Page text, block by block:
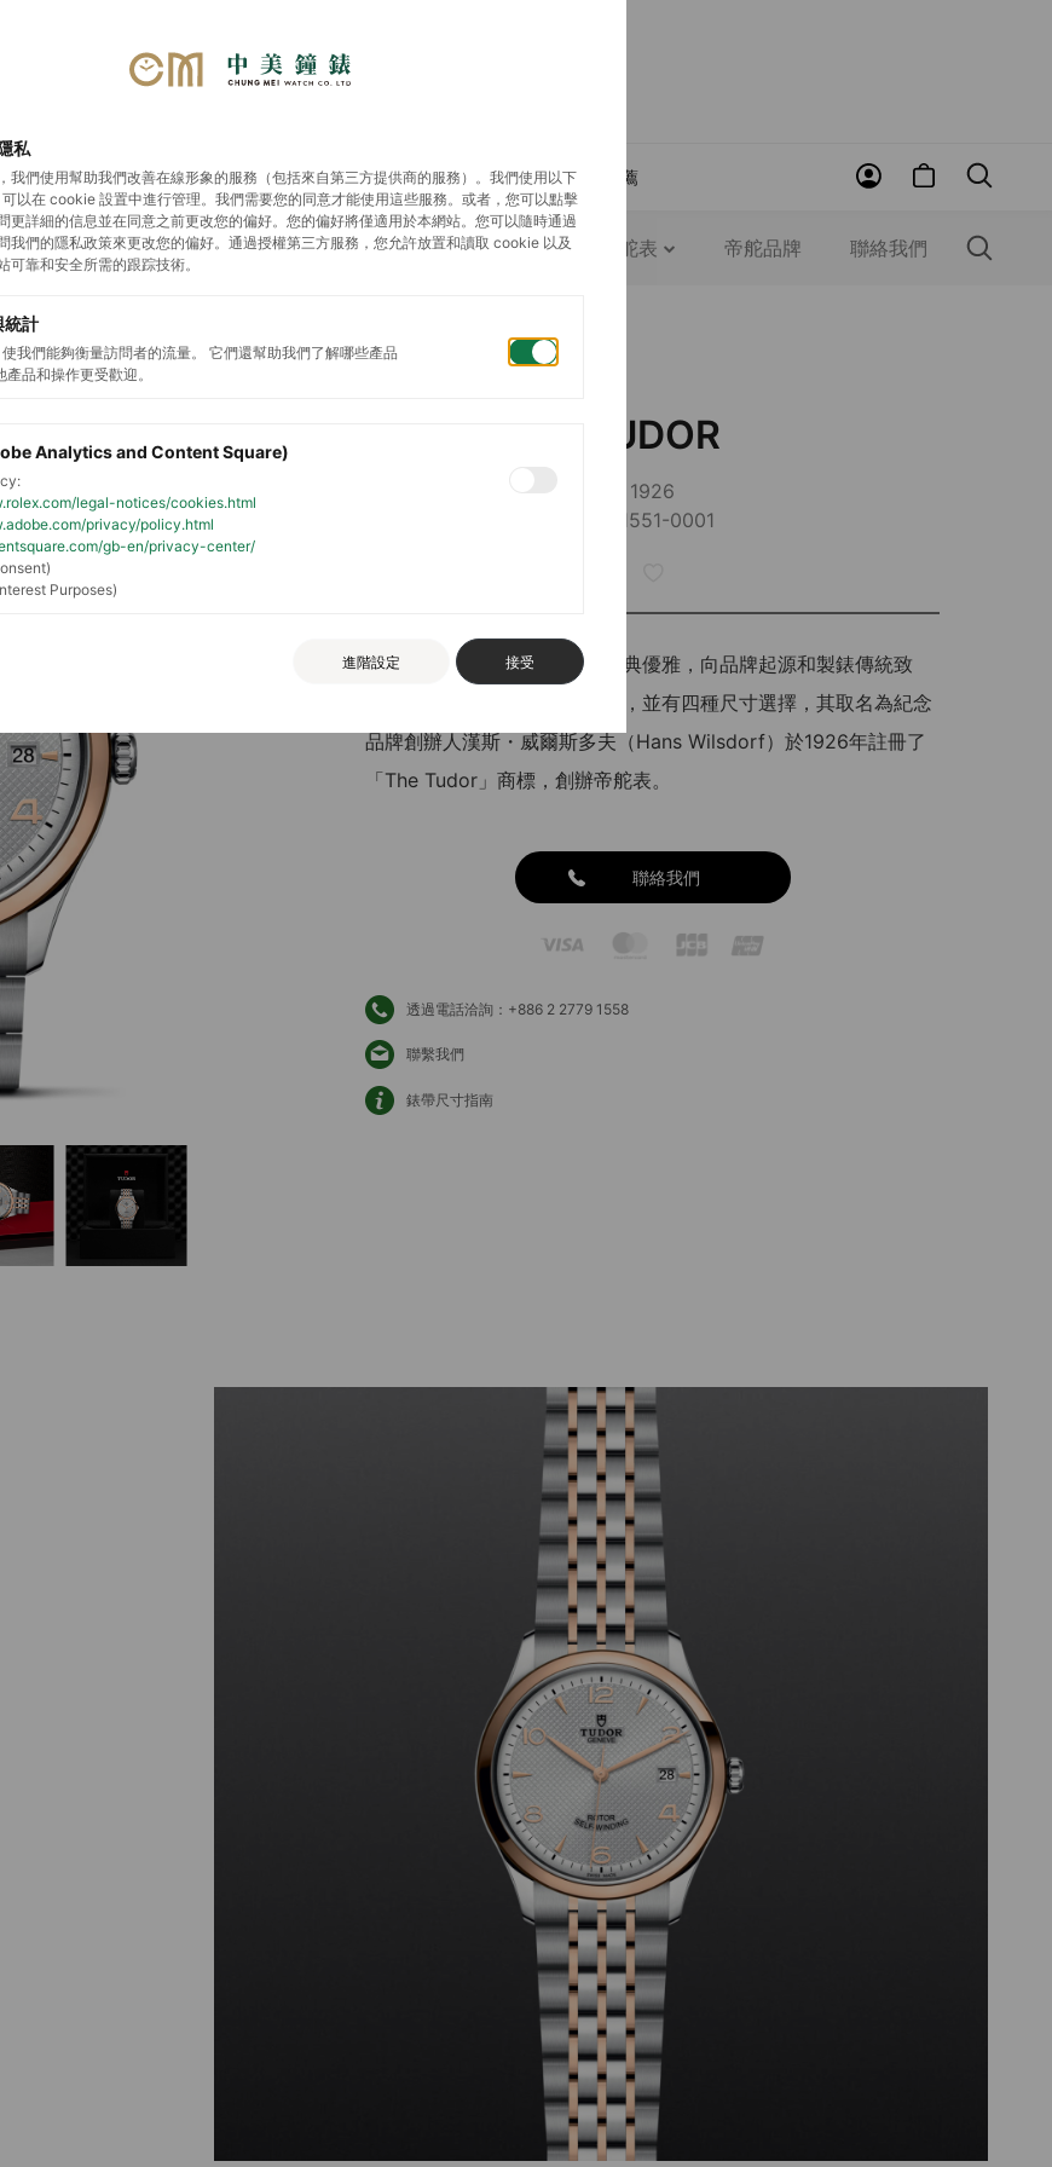
帝舵表 影音專區 展示據點 預約鑑賞 近期推薦
新款腕錶2026 帝舵腕錶 認識帝舵表 帝舵品牌 聯絡我們
TUDOR
1926
M91551-0001
帝舵表的1926系列機械腕錶經典優雅，向品牌起源和製錶傳統致
敬。1926系列的錶面款式繁多，並有四種尺寸選擇，其取名為紀念
品牌創辦人漢斯・威爾斯多夫（Hans Wilsdorf）於1926年註冊了
「The Tudor」商標，創辦帝舵表。
聯絡我們
透過電話洽詢：+886 2 2779 1558
聯繫我們
錶帶尺寸指南
私
我們使用幫助我們改善在線形象的服務（包括來自第三方提供商的服務）。我們使用以下
以在 cookie 設置中進行管理。我們需要您的同意才能使用這些服務。或者，您可以點擊
更詳細的信息並在同意之前更改您的偏好。您的偏好將僅適用於本網站。您可以隨時通過
我們的隱私政策來更改您的偏好。通過授權第三方服務，您允許放置和讀取 cookie 以及
可靠和安全所需的跟踪技術。
統計
我們能夠衡量訪問者的流量。 它們還幫助我們了解哪些產品
品和操作更受歡迎。
Analytics and Content Square)
legal-notices/cookies.html
privacy/policy.html
gb-en/privacy-center/
Purposes)
進階設定 接受